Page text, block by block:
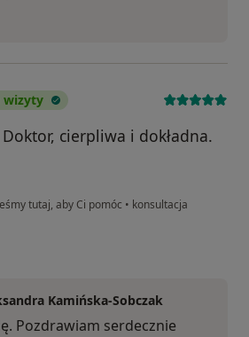
wizyty
cierpliwa i dokładna.
tutaj, aby Ci pomóc • konsultacja
Kamińska-Sobczak
Pozdrawiam serdecznie